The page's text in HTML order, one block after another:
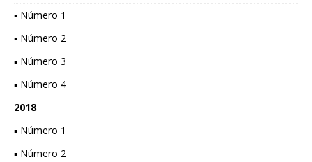
▪ Número 1
▪ Número 2
▪ Número 3
▪ Número 4
2018
▪ Número 1
▪ Número 2